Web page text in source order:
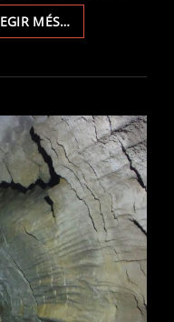
MÉS…EXPLORACIONS
EN
2024.